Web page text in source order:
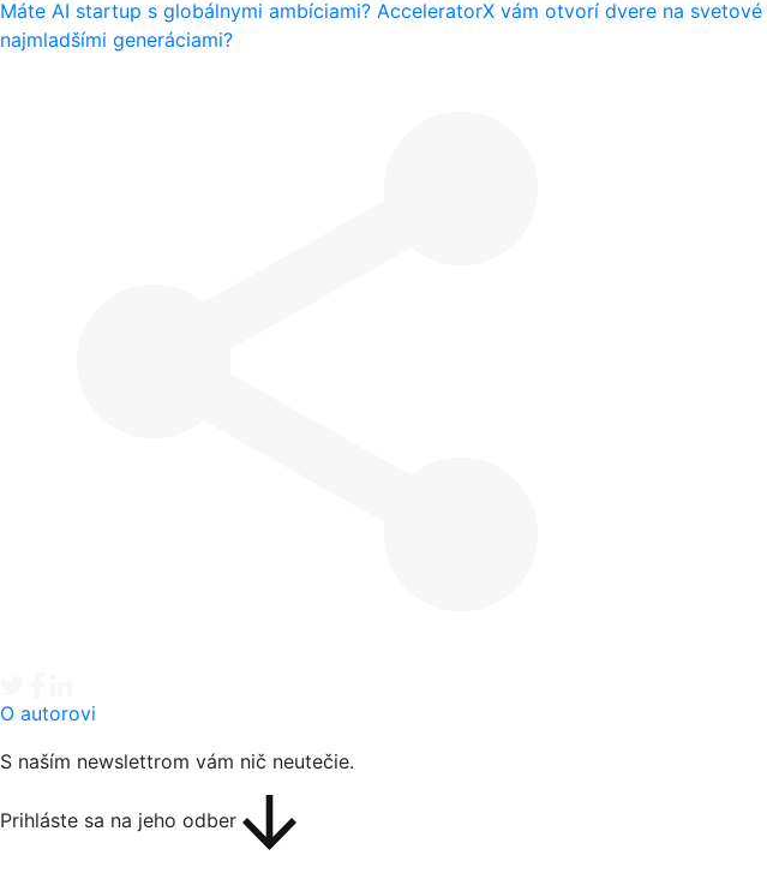
Máte AI startup s globálnymi ambíciami? AcceleratorX vám otvorí dvere na
najmladšími generáciami?
O autorovi
S naším newslettrom vám nič neutečie.
Prihláste sa na jeho odber